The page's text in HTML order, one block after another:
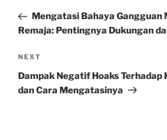
PostMengatasi Bahaya Gangguan
Remaja: Pentingnya Dukungan
Next
Post
NEXT
Dampak Negatif Hoaks Terhadap
dan Cara Mengatasinya